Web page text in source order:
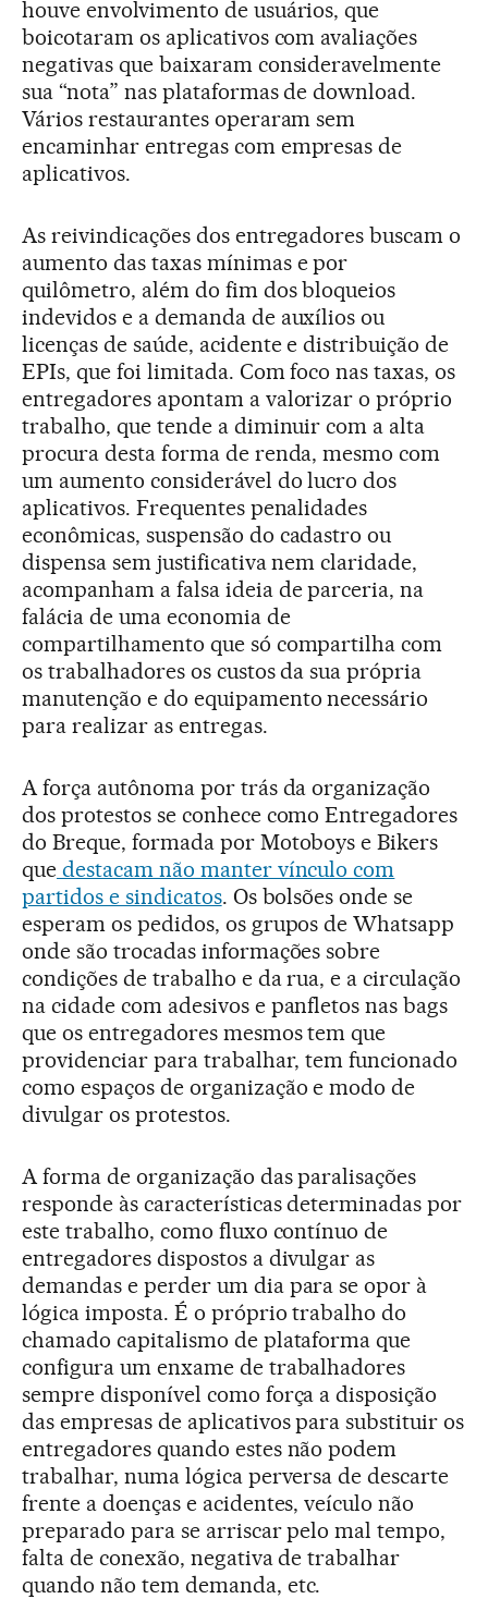
houve envolvimento de usuários, que
boicotaram os aplicativos com avaliações
negativas que baixaram consideravelmente
sua “nota” nas plataformas de download.
Vários restaurantes operaram sem
encaminhar entregas com empresas de
aplicativos.
As reivindicações dos entregadores buscam o
aumento das taxas mínimas e por
quilômetro, além do fim dos bloqueios
indevidos e a demanda de auxílios ou
licenças de saúde, acidente e distribuição de
EPIs, que foi limitada. Com foco nas taxas, os
entregadores apontam a valorizar o próprio
trabalho, que tende a diminuir com a alta
procura desta forma de renda, mesmo com
um aumento considerável do lucro dos
aplicativos. Frequentes penalidades
econômicas, suspensão do cadastro ou
dispensa sem justificativa nem claridade,
acompanham a falsa ideia de parceria, na
falácia de uma economia de
compartilhamento que só compartilha com
os trabalhadores os custos da sua própria
manutenção e do equipamento necessário
para realizar as entregas.
A força autônoma por trás da organização
dos protestos se conhece como Entregadores
do Breque, formada por Motoboys e Bikers
quedestacam não manter vínculo com
partidos e sindicatos. Os bolsões onde se
esperam os pedidos, os grupos de Whatsapp
onde são trocadas informações sobre
condições de trabalho e da rua, e a circulação
na cidade com adesivos e panfletos nas bags
que os entregadores mesmos tem que
providenciar para trabalhar, tem funcionado
como espaços de organização e modo de
divulgar os protestos.
A forma de organização das paralisações
responde às características determinadas por
este trabalho, como fluxo contínuo de
entregadores dispostos a divulgar as
demandas e perder um dia para se opor à
lógica imposta. É o próprio trabalho do
chamado capitalismo de plataforma que
configura um enxame de trabalhadores
sempre disponível como força a disposição
das empresas de aplicativos para substituir os
entregadores quando estes não podem
trabalhar, numa lógica perversa de descarte
frente a doenças e acidentes, veículo não
preparado para se arriscar pelo mal tempo,
falta de conexão, negativa de trabalhar
quando não tem demanda, etc.